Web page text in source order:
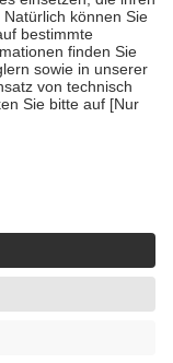
die von der
Bewertungen
künstlicher